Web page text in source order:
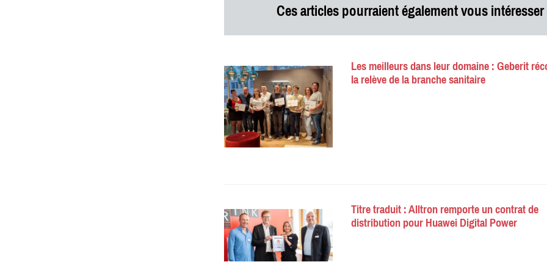
Ces articles pourraient également vous intéresser
Les meilleurs dans leur domaine : Geberit
la relève de la branche sanitaire
Titre traduit : Alltron remporte un contrat de
distribution pour Huawei Digital Power